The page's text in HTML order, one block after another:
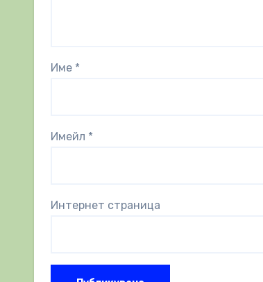
Име *
Имейл *
Интернет страница